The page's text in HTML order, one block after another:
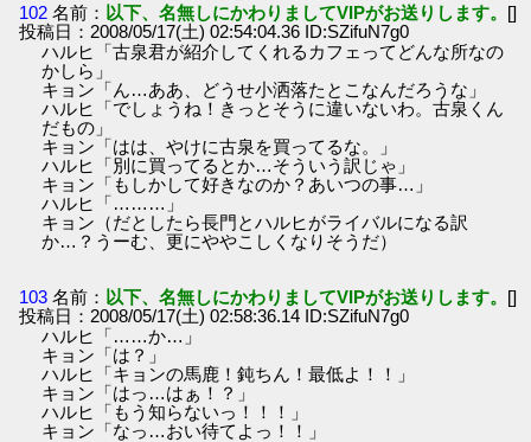
102 名前： 以下、名無しにかわりましてVIPがお送りします。 []
投稿日：2008/05/17(土) 02:54:04.36 ID:SZifuN7g0
ハルヒ「古泉君が紹介してくれるカフェってどんな所なの
かしら」
キョン「ん…ああ、どうせ小洒落たとこなんだろうな」
ハルヒ「でしょうね！きっとそうに違いないわ。古泉くん
だもの」
キョン「はは、やけに古泉を買ってるな。」
ハルヒ「別に買ってるとか…そういう訳じゃ」
キョン「もしかして好きなのか？あいつの事…」
ハルヒ「………」
キョン（だとしたら長門とハルヒがライバルになる訳
か…？うーむ、更にややこしくなりそうだ）
103 名前： 以下、名無しにかわりましてVIPがお送りします。 []
投稿日：2008/05/17(土) 02:58:36.14 ID:SZifuN7g0
ハルヒ「……か…」
キョン「は？」
ハルヒ「キョンの馬鹿！鈍ちん！最低よ！！」
キョン「はっ…はぁ！？」
ハルヒ「もう知らないっ！！！」
キョン「なっ…おい待てよっ！！」